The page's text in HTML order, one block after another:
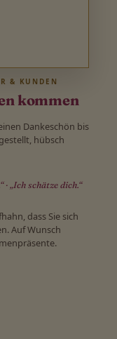
& KUNDEN
kommen
Dankeschön bis
hübsch
„Ich schätze dich.“
dass Sie sich
Auf Wunsch